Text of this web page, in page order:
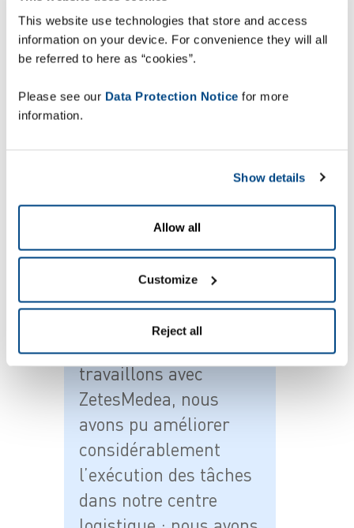
This website use technologies that store and access
information on your device. For convenience they will all
be referred to here as “cookies”.
Please see our Data Protection Notice for more
information.
Show details
Allow all
Customize
Reject all
rapport à la méthode antérieure.
Comme l’explique Yossi Kolton, Logistics
Manager chez Pizza Hut : « Depuis que nous
améliorer considérablement l’exécution des
tâches dans notre centre logistique : nous avons
préparation. La solution est désormais
totalement adaptée à l'environnement de travail
opérationnel. Grâce à ses fonctionnalités
d'obtenir rapidement d’excellents résultats. »
« Depuis que nous
travaillons avec
ZetesMedea, nous
avons pu améliorer
considérablement
l’exécution des tâches
dans notre centre